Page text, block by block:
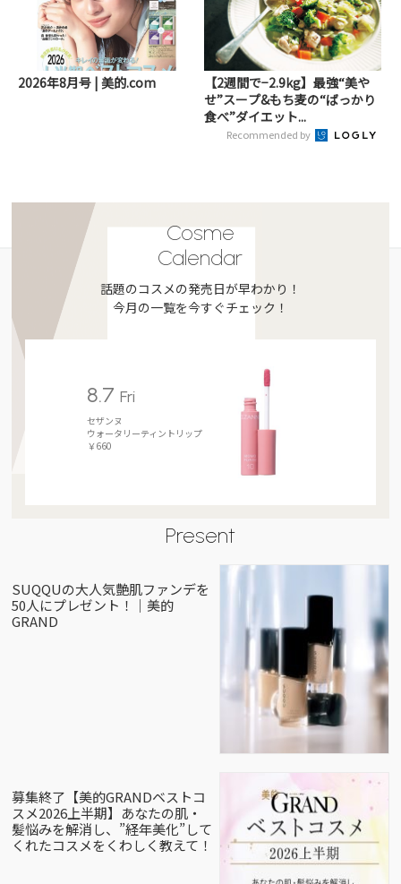
2026年8月号 | 美的.com
【2週間で−2.9kg】最強“美や
せ”スープ&もち麦の“ばっかり
食べ”ダイエット...
Recommended by
Cosme
Calendar
話題のコスメの発売日が早わかり！
今月の一覧を今すぐチェック！
8.7 Fri
セザンヌ
ウォータリーティントリップ
￥660
Present
SUQQUの大人気艶肌ファンデを
50人にプレゼント！｜美的
GRAND
募集終了【美的GRANDベストコ
スメ2026上半期】あなたの肌・
髪悩みを解消し、”経年美化”して
くれたコスメをくわしく教えて！